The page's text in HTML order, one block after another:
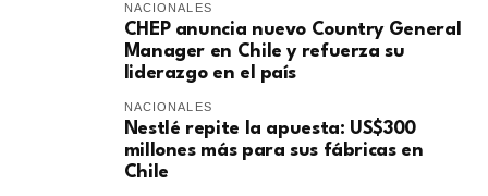
NACIONALES
CHEP anuncia nuevo Country General
Manager en Chile y refuerza su
liderazgo en el país
NACIONALES
Nestlé repite la apuesta: US$300
millones más para sus fábricas en
Chile